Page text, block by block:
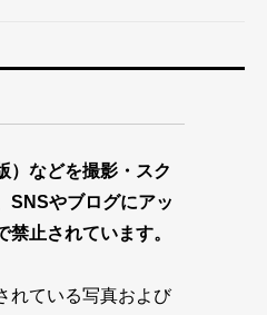
）などを撮影・スク
SNSやブログにアッ
禁止されています。
れている写真および